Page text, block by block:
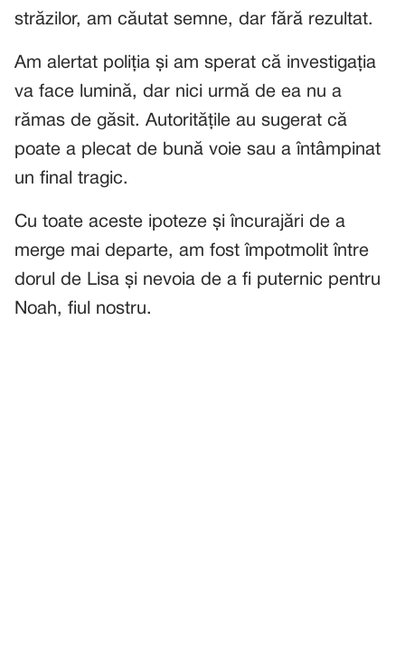
străzilor, am căutat semne, dar fără rezultat.
Am alertat poliția și am sperat că investigația
va face lumină, dar nici urmă de ea nu a
rămas de găsit. Autoritățile au sugerat că
poate a plecat de bună voie sau a întâmpinat
un final tragic.
Cu toate aceste ipoteze și încurajări de a
merge mai departe, am fost împotmolit între
dorul de Lisa și nevoia de a fi puternic pentru
Noah, fiul nostru.